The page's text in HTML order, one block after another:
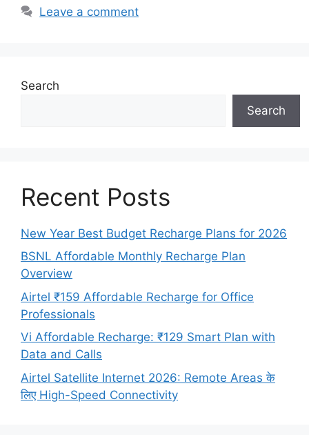
Leave a comment
Search
Search
Recent Posts
New Year Best Budget Recharge Plans for 2026
BSNL Affordable Monthly Recharge Plan
Overview
Airtel ₹159 Affordable Recharge for Office
Professionals
Vi Affordable Recharge: ₹129 Smart Plan with
Data and Calls
Airtel Satellite Internet 2026: Remote Areas के
लिए High-Speed Connectivity